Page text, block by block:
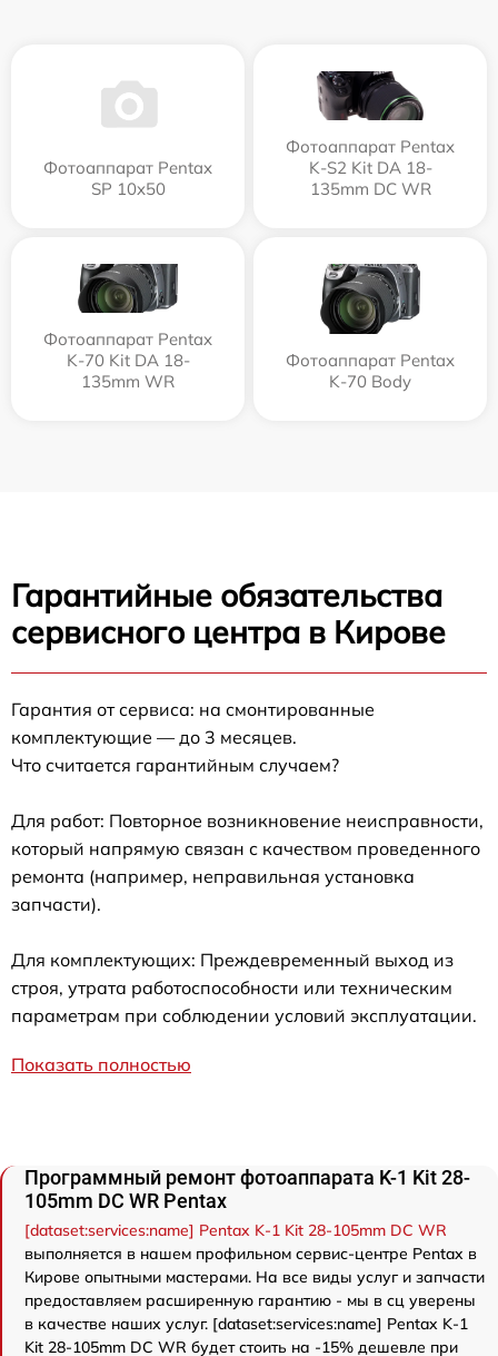
Фотоаппарат Pentax
SP 10x50
Фотоаппарат Pentax
K-S2 Kit DA 18-
135mm DC WR
Фотоаппарат Pentax
K-70 Kit DA 18-
135mm WR
Фотоаппарат Pentax
K-70 Body
Гарантийные обязательства
сервисного центра в Кирове
Гарантия от сервиса: на смонтированные
комплектующие — до 3 месяцев.
Что считается гарантийным случаем?
Для работ: Повторное возникновение неисправности,
который напрямую связан с качеством проведенного
ремонта (например, неправильная установка
запчасти).
Для комплектующих: Преждевременный выход из
строя, утрата работоспособности или техническим
параметрам при соблюдении условий эксплуатации.
Показать полностью
Программный ремонт фотоаппарата K-1 Kit 28-
105mm DC WR Pentax
[dataset:services:name] Pentax K-1 Kit 28-105mm DC WR
выполняется в нашем профильном сервис-центре Pentax в
Кирове опытными мастерами. На все виды услуг и запчасти
предоставляем расширенную гарантию - мы в сц уверены
в качестве наших услуг. [dataset:services:name] Pentax K-1
Kit 28-105mm DC WR будет стоить на -15% дешевле при